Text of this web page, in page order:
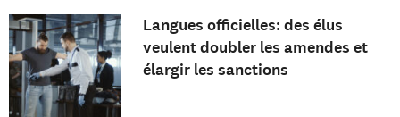
Langues officielles: des élus
veulent doubler les amendes et
élargir les sanctions